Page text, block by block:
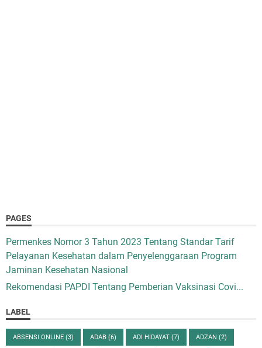
PAGES
Permenkes Nomor 3 Tahun 2023 Tentang Standar Tarif
Pelayanan Kesehatan dalam Penyelenggaraan Program
Jaminan Kesehatan Nasional
Rekomendasi PAPDI Tentang Pemberian Vaksinasi Covi...
LABEL
ABSENSI ONLINE (3) ADAB (6) ADI HIDAYAT (7) ADZAN (2)